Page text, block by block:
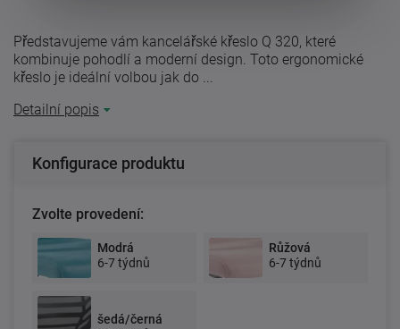
Představujeme vám kancelářské křeslo Q 320, které
kombinuje pohodlí a moderní design. Toto ergonomické
křeslo je ideální volbou jak do ...
Detailní popis
Konfigurace produktu
Zvolte provedení:
Modrá
6-7 týdnů
Růžová
6-7 týdnů
šedá/černá